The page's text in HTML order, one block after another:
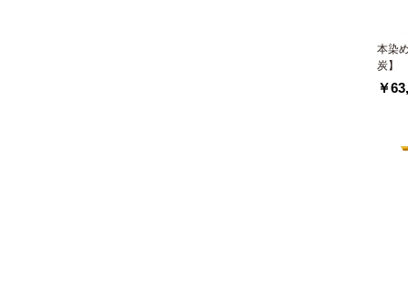
本染
炭】
￥